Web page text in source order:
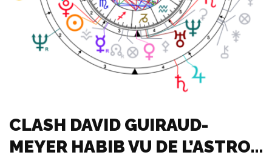
CLASH DAVID GUIRAUD-
MEYER HABIB VU DE L’ASTRO…